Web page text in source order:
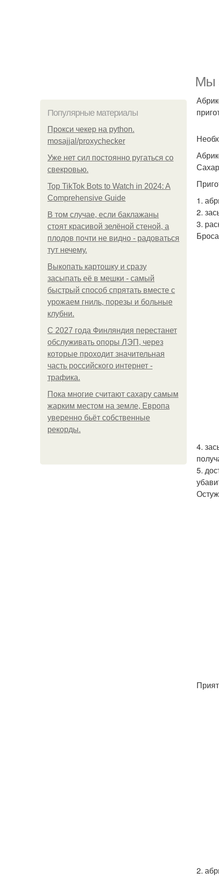
Мы
Популярные материалы
Прокси чекер на python.
mosajjal/proxychecker
Уже нет сил постоянно ругаться со
свекровью.
Top TikTok Bots to Watch in 2024: A
Comprehensive Guide
В том случае, если баклажаны
стоят красивой зелёной стеной, а
плодов почти не видно - радоваться
тут нечему.
Выкопать картошку и сразу
засыпать её в мешки - самый
быстрый способ спрятать вместе с
урожаем гниль, порезы и больные
клубни.
С 2027 года Финляндия перестанет
обслуживать опоры ЛЭП, через
которые проходит значительная
часть российского интернет -
трафика.
Пока многие считают сахару самым
жарким местом на земле, Европа
уверенно бьёт собственные
рекорды.
1.
2.
3.
4.
5.
2.